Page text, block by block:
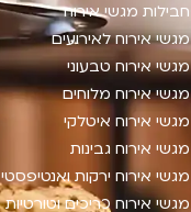
חבילות מגשי אירוח
מגשי אירוח לאירועים
מגשי אירוח טבעוני
מגשי אירוח מלוחים
מגשי אירוח איטלקי
מגשי אירוח גבינות
מגשי אירוח ירקות ואנטיפסטי
מגשי אירוח כריכים וטורטיות